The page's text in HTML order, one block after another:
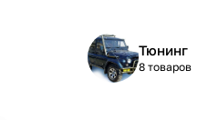
Тюнинг
8 товаров